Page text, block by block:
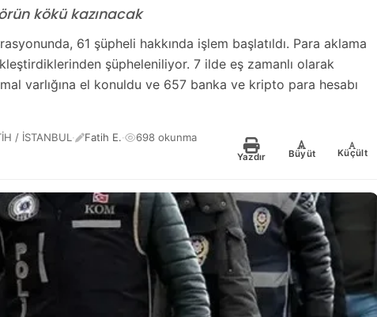
kökü kazınacak
61 şüpheli hakkında işlem başlatıldı. Para aklama
şüpheleniliyor. 7 ilde eş zamanlı olarak
varlığına el konuldu ve 657 banka ve kripto para hesabı
/ İSTANBUL · Fatih E.· 698 okunma
Yazdır
+
Büyüt
-
Küçült